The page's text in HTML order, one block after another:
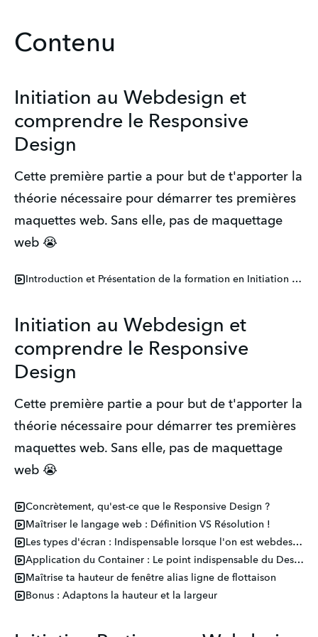
Contenu
Initiation au Webdesign et
comprendre le Responsive
Design
Cette première partie a pour but de t'apporter la
théorie nécessaire pour démarrer tes premières
maquettes web. Sans elle, pas de maquettage
web 😭
Introduction et Présentation de la formation en Initiation Web
Initiation au Webdesign et
comprendre le Responsive
Design
Cette première partie a pour but de t'apporter la
théorie nécessaire pour démarrer tes premières
maquettes web. Sans elle, pas de maquettage
web 😭
Concrètement, qu'est-ce que le Responsive Design ?
Maîtriser le langage web : Définition VS Résolution !
Les types d'écran : Indispensable lorsque l'on est webdesigner
Application du Container : Le point indispensable du Design Web
Maîtrise ta hauteur de fenêtre alias ligne de flottaison
Bonus : Adaptons la hauteur et la largeur